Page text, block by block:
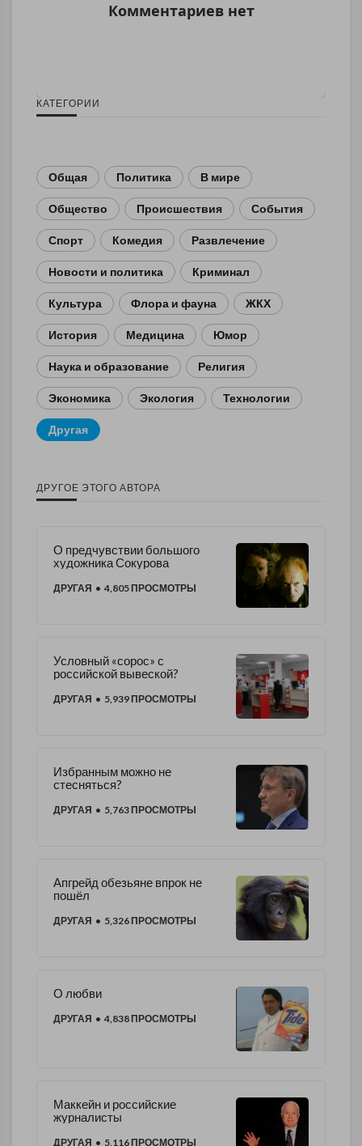
Комментариев нет
КАТЕГОРИИ
Общая Политика В мире
Общество Происшествия События
Спорт Комедия Развлечение
Новости и политика Криминал
Культура Флора и фауна ЖКХ
История Медицина Юмор
Наука и образование Религия
Экономика Экология Технологии
Другая
ДРУГОЕ ЭТОГО АВТОРА
О предчувствии большого
художника Сокурова
ДРУГАЯ • 4,805 ПРОСМОТРЫ
Условный «сорос» с
российской вывеской?
ДРУГАЯ • 5,939 ПРОСМОТРЫ
Избранным можно не
стесняться?
ДРУГАЯ • 5,763 ПРОСМОТРЫ
Апгрейд обезьяне впрок не
пошёл
ДРУГАЯ • 5,326 ПРОСМОТРЫ
О любви
ДРУГАЯ • 4,838 ПРОСМОТРЫ
Маккейн и российские
журналисты
ДРУГАЯ • 5,116 ПРОСМОТРЫ